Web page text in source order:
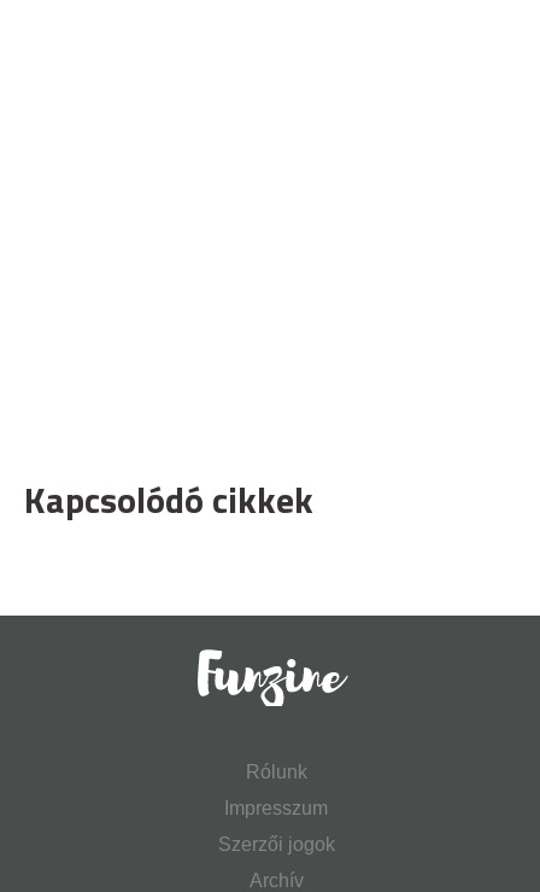
Kapcsolódó cikkek
Rólunk
Impresszum
Szerzői jogok
Archív